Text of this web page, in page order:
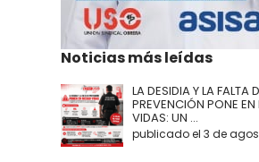
Noticias más leídas
LA DESIDIA Y LA FALTA
PREVENCIÓN PONE EN
VIDAS: UN ...
publicado el 3 de